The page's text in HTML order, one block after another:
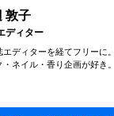
敦子
ディター
エディターを経てフリーに
・ネイル・香り企画が好き。